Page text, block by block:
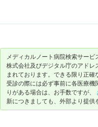
メディカルノート病院検索サー
株式会社及びデジタル庁のアド
まれております。できる限り正
受診の際には必ず事前に各医療
りがある場合は、お手数ですが、
新につきましても、外部より提